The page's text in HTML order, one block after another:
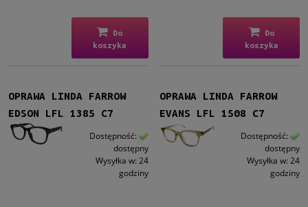
Do
koszyka
Do
koszyka
OPRAWA LINDA FARROW
EDSON LFL 1385 C7
Dostępność:
dostępny
Wysyłka w: 24
godziny
OPRAWA LINDA FARROW
EVANS LFL 1508 C7
Dostępność:
dostępny
Wysyłka w: 24
godziny